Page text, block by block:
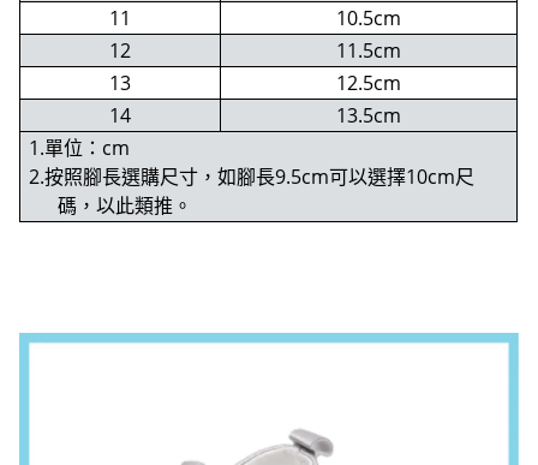
11
10.5cm
12
11.5cm
13
12.5cm
14
13.5cm
1.單位：cm
2.按照腳長選購尺寸，如腳長9.5cm可以選擇10cm尺
碼，以此類推。